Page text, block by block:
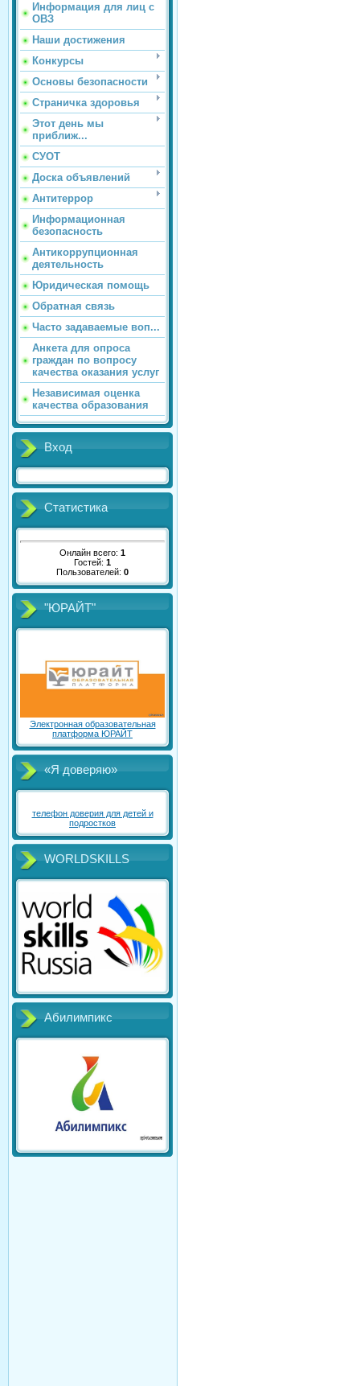
Информация для лиц с
ОВЗ
Наши достижения
Конкурсы
Основы безопасности
Страничка здоровья
Этот день мы
приближ...
СУОТ
Доска объявлений
Антитеррор
Информационная
безопасность
Антикоррупционная
деятельность
Юридическая помощь
Обратная связь
Часто задаваемые воп...
Анкета для опроса
граждан по вопросу
качества оказания услуг
Независимая оценка
качества образования
Вход
Статистика
Онлайн всего: 1
Гостей: 1
Пользователей: 0
"ЮРАЙТ"
Электронная образовательная
платформа ЮРАЙТ
«Я доверяю»
телефон доверия для детей и
подростков
WORLDSKILLS
Абилимпикс